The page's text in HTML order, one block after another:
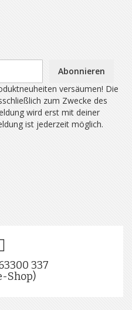
Abonnieren
versäumen! Die
zum Zwecke des
wird erst mit deiner
ist jederzeit möglich.
337
Shop)